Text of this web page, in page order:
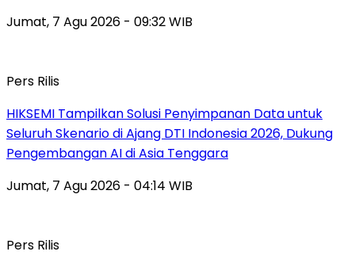
Jumat, 7 Agu 2026 - 09:32 WIB
Pers Rilis
HIKSEMI Tampilkan Solusi Penyimpanan Data untuk
Seluruh Skenario di Ajang DTI Indonesia 2026, Dukung
Pengembangan AI di Asia Tenggara
Jumat, 7 Agu 2026 - 04:14 WIB
Pers Rilis